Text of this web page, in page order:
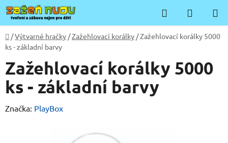
Přejít
na
obsah
Hledat
KOŠÍK
Domů
/Výtvarné hračky /Zažehlovací korálky /Zažehlovací korálky 5000
ks - základní barvy
Zažehlovací korálky 5000
ks - základní barvy
Značka: PlayBox